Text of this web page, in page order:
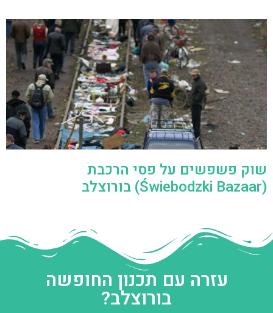
שוק פשפשים על פסי הרכבת
(Świebodzki Bazaar) בורוצלב
עזרה עם תכנון החופשה
בורוצלב?